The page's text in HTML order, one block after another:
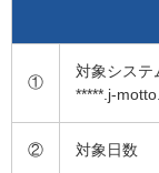
①
対象システ
*****.j-
② 対象日数